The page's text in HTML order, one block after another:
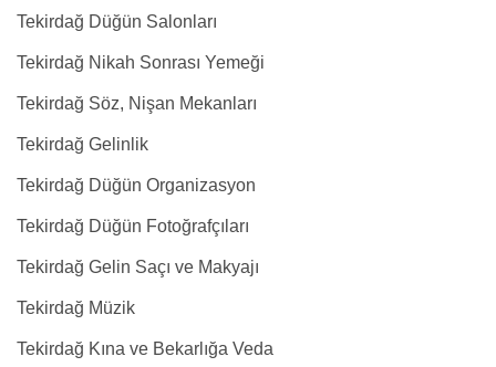
Tekirdağ Düğün Salonları
Tekirdağ Nikah Sonrası Yemeği
Tekirdağ Söz, Nişan Mekanları
Tekirdağ Gelinlik
Tekirdağ Düğün Organizasyon
Tekirdağ Düğün Fotoğrafçıları
Tekirdağ Gelin Saçı ve Makyajı
Tekirdağ Müzik
Tekirdağ Kına ve Bekarlığa Veda